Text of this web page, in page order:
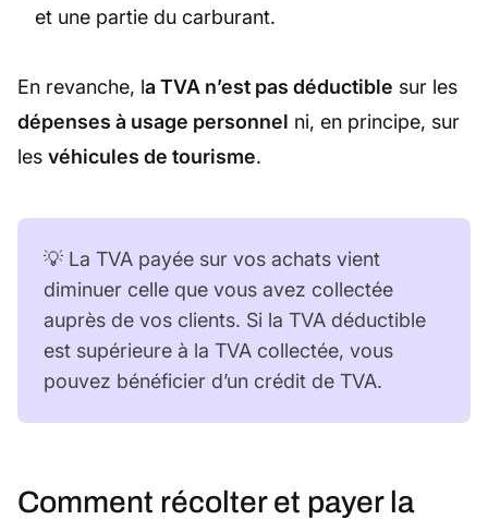
et une partie du carburant.
En revanche, la TVA n’est pas déductible sur les
dépenses à usage personnel ni, en principe, sur
les véhicules de tourisme.
💡 La TVA payée sur vos achats vient
diminuer celle que vous avez collectée
auprès de vos clients. Si la TVA déductible
est supérieure à la TVA collectée, vous
pouvez bénéficier d’un crédit de TVA.
Comment récolter et payer la